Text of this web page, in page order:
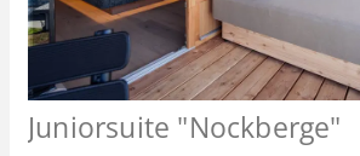
Juniorsuite "Nockberge"